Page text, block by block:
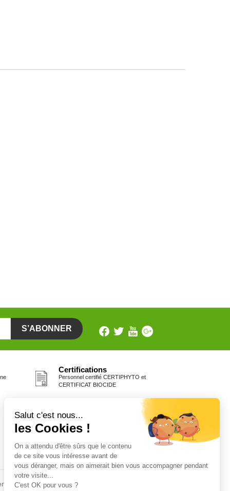
Certifications
Personnel certifié CERTIPHYTO et
CERTIFICAT BIOCIDE
Fiches conseils
Insecte